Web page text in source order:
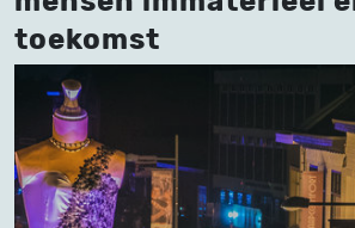
toekomst